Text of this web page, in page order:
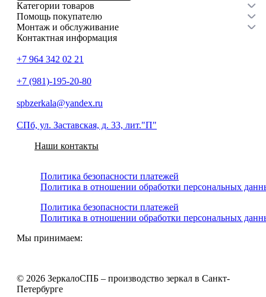
Категории товаров
Помощь покупателю
Монтаж и обслуживание
Контактная информация
+7 964 342 02 21
+7 (981)-195-20-80
spbzerkala@yandex.ru
СПб, ул. Заставская, д. 33, лит."П"
Наши контакты
Политика безопасности платежей
Политика в отношении обработки персональных
Политика безопасности платежей
Политика в отношении обработки персональных
Мы принимаем:
© 2026 ЗеркалоСПБ – производство зеркал в Санкт-
Петербурге